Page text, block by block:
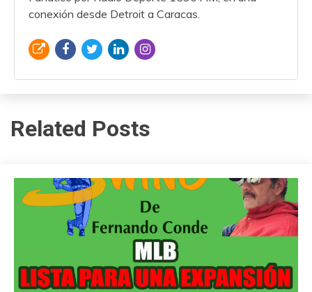
conexión desde Detroit a Caracas.
Related Posts